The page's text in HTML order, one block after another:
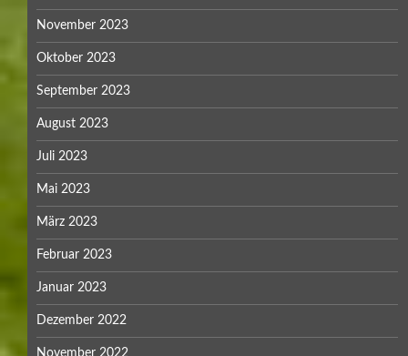
November 2023
Oktober 2023
September 2023
August 2023
Juli 2023
Mai 2023
März 2023
Februar 2023
Januar 2023
Dezember 2022
November 2022